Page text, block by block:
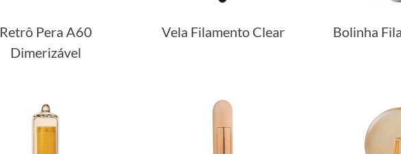
Retrô Pera A60
Dimerizável
Vela Filamento Clear Bolinha